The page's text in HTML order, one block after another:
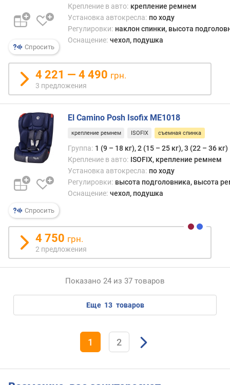
Спросить
Крепление в авто: крепление ремнем
Установка автокресла: по ходу
Регулировки: наклон спинки, высота
Оснащение: чехол, подушка
4 221 — 4 490 грн.
3 предложения
Спросить
El Camino Posh Isofix ME1018
крепление ремнем ISOFIX съемная спинка
Группа: 1 (9 – 18 кг), 2 (15 – 25 кг), 3 (22 – 36 кг)
Крепление в авто: ISOFIX, крепление ремнем
Установка автокресла: по ходу
Регулировки: высота подголовника, высота
Оснащение: чехол, подушка
4 750 грн.
2 предложения
Показано 24 из 37 товаров
еще 13 товаров
1 2